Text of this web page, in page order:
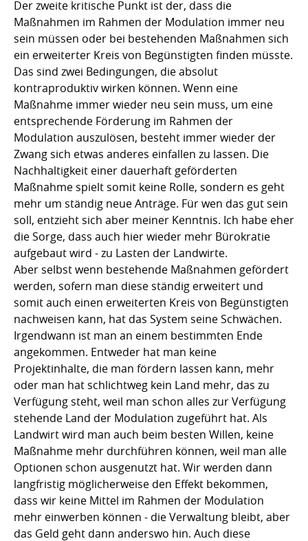
Der zweite kritische Punkt ist der, dass die
Maßnahmen im Rahmen der Modulation immer neu
sein müssen oder bei bestehenden Maßnahmen sich
ein erweiterter Kreis von Begünstigten finden müsste.
Das sind zwei Bedingungen, die absolut
kontraproduktiv wirken können. Wenn eine
Maßnahme immer wieder neu sein muss, um eine
entsprechende Förderung im Rahmen der
Modulation auszulösen, besteht immer wieder der
Zwang sich etwas anderes einfallen zu lassen. Die
Nachhaltigkeit einer dauerhaft geförderten
Maßnahme spielt somit keine Rolle, sondern es geht
mehr um ständig neue Anträge. Für wen das gut sein
soll, entzieht sich aber meiner Kenntnis. Ich habe eher
die Sorge, dass auch hier wieder mehr Bürokratie
aufgebaut wird - zu Lasten der Landwirte.
Aber selbst wenn bestehende Maßnahmen gefördert
werden, sofern man diese ständig erweitert und
somit auch einen erweiterten Kreis von Begünstigten
nachweisen kann, hat das System seine Schwächen.
Irgendwann ist man an einem bestimmten Ende
angekommen. Entweder hat man keine
Projektinhalte, die man fördern lassen kann, mehr
oder man hat schlichtweg kein Land mehr, das zu
Verfügung steht, weil man schon alles zur Verfügung
stehende Land der Modulation zugeführt hat. Als
Landwirt wird man auch beim besten Willen, keine
Maßnahme mehr durchführen können, weil man alle
Optionen schon ausgenutzt hat. Wir werden dann
langfristig möglicherweise den Effekt bekommen,
dass wir keine Mittel im Rahmen der Modulation
mehr einwerben können - die Verwaltung bleibt, aber
das Geld geht dann anderswo hin. Auch diese